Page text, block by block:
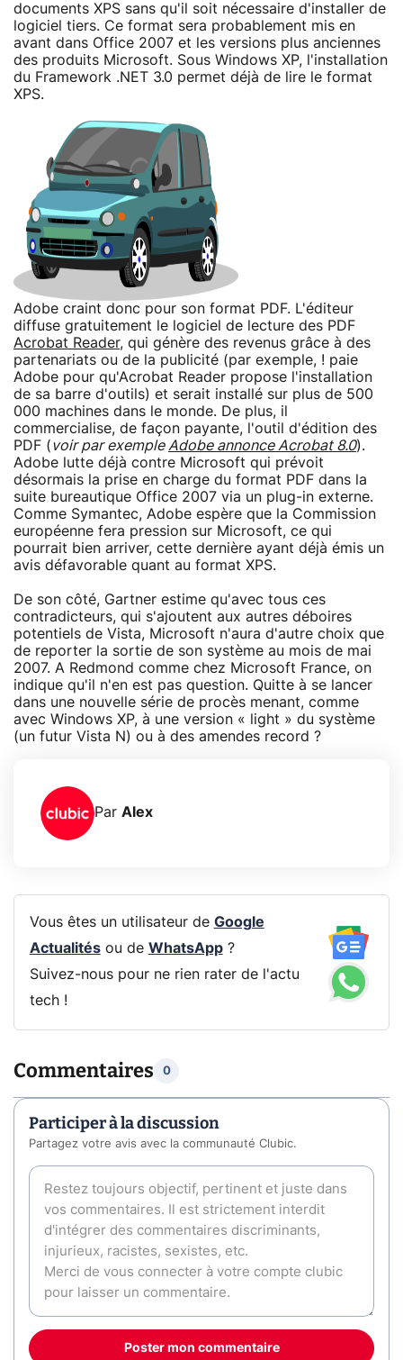
documents XPS sans qu'il soit nécessaire d'installer de
logiciel tiers. Ce format sera probablement mis en
avant dans Office 2007 et les versions plus anciennes
des produits Microsoft. Sous Windows XP, l'installation
du Framework .NET 3.0 permet déjà de lire le format
XPS.
Adobe craint donc pour son format PDF. L'éditeur
diffuse gratuitement le logiciel de lecture des PDF
Acrobat Reader, qui génère des revenus grâce à des
partenariats ou de la publicité (par exemple, ! paie
Adobe pour qu'Acrobat Reader propose l'installation
de sa barre d'outils) et serait installé sur plus de 500
000 machines dans le monde. De plus, il
commercialise, de façon payante, l'outil d'édition des
PDF (voir par exemple Adobe annonce Acrobat 8.0).
Adobe lutte déjà contre Microsoft qui prévoit
désormais la prise en charge du format PDF dans la
suite bureautique Office 2007 via un plug-in externe.
Comme Symantec, Adobe espère que la Commission
européenne fera pression sur Microsoft, ce qui
pourrait bien arriver, cette dernière ayant déjà émis un
avis défavorable quant au format XPS.
De son côté, Gartner estime qu'avec tous ces
contradicteurs, qui s'ajoutent aux autres déboires
potentiels de Vista, Microsoft n'aura d'autre choix que
de reporter la sortie de son système au mois de mai
2007. A Redmond comme chez Microsoft France, on
indique qu'il n'en est pas question. Quitte à se lancer
dans une nouvelle série de procès menant, comme
avec Windows XP, à une version « light » du système
(un futur Vista N) ou à des amendes record ?
Par Alex
Vous êtes un utilisateur de Google
Actualitésou de WhatsApp?
Suivez-nous pour ne rien rater de l'actu
tech !
Commentaires 0
Participer à la discussion
Partagez votre avis avec la communauté Clubic.
Poster mon commentaire